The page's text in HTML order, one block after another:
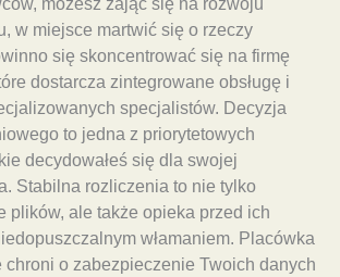
możesz zająć się na rozwoju
w miejsce martwić się o rzeczy
się skoncentrować się na firmę
dostarcza zintegrowane obsługę i
specjalistów. Decyzja
to jedna z priorytetowych
decydowałeś się dla swojej
Stabilna rozliczenia to nie tylko
plików, ale także opieka przed ich
włamaniem. Placówka
chroni o zabezpieczenie Twoich danych